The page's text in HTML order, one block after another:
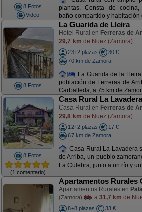
8 Fotos
Video
plantas. Consta de cocina,
baño compartido y habitación
8 Fotos
La Guarida de Lleira
Hotel Rural en Ferreras de
29,7 km de Nuez (Zamora)
23+2 plazas
30 €
70 km de Zamora
La Guarida de la
población de Ferreras de
Carballeda, a 75 km de
8 Fotos
(1 comentario)
Casa Rural La Lavadera
Casa Rural en Ferreras de
29,8 km de Nuez (Zamora)
12+2 plazas
17 €
67 km de Zamora
Casa Rural La Lavadera
de Arriba, un pueblo
La Culebra, junto a un río y un
Apartamentos Rurales
Apartamentos Rurales en
(Zamora) a 31,7 km de
8+8 plazas
33 €